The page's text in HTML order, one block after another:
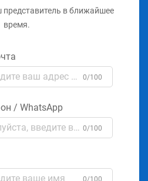
в ближайшее
время.
0/100
/ WhatsApp
0/100
0/100